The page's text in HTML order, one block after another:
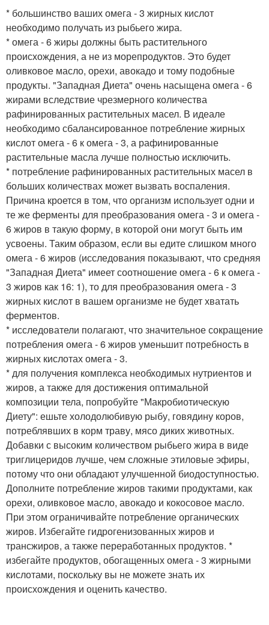
* большинство ваших омега - 3 жирных кислот
необходимо получать из рыбьего жира.
* омега - 6 жиры должны быть растительного
происхождения, а не из морепродуктов. Это будет
оливковое масло, орехи, авокадо и тому подобные
продукты. "Западная Диета" очень насыщена омега - 6
жирами вследствие чрезмерного количества
рафинированных растительных масел. В идеале
необходимо сбалансированное потребление жирных
кислот омега - 6 к омега - 3, а рафинированные
растительные масла лучше полностью исключить.
* потребление рафинированных растительных масел в
больших количествах может вызвать воспаления.
Причина кроется в том, что организм использует одни и
те же ферменты для преобразования омега - 3 и омега -
6 жиров в такую форму, в которой они могут быть им
усвоены. Таким образом, если вы едите слишком много
омега - 6 жиров (исследования показывают, что средняя
"Западная Диета" имеет соотношение омега - 6 к омега -
3 жиров как 16: 1), то для преобразования омега - 3
жирных кислот в вашем организме не будет хватать
ферментов.
* исследователи полагают, что значительное сокращение
потребления омега - 6 жиров уменьшит потребность в
жирных кислотах омега - 3.
* для получения комплекса необходимых нутриентов и
жиров, а также для достижения оптимальной
композиции тела, попробуйте "Макробиотическую
Диету": ешьте холодолюбивую рыбу, говядину коров,
потреблявших в корм траву, мясо диких животных.
Добавки с высоким количеством рыбьего жира в виде
триглицеридов лучше, чем сложные этиловые эфиры,
потому что они обладают улучшенной биодоступностью.
Дополните потребление жиров такими продуктами, как
орехи, оливковое масло, авокадо и кокосовое масло.
При этом ограничивайте потребление органических
жиров. Избегайте гидрогенизованных жиров и
трансжиров, а также переработанных продуктов. *
избегайте продуктов, обогащенных омега - 3 жирными
кислотами, поскольку вы не можете знать их
происхождения и оценить качество.